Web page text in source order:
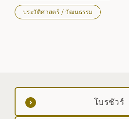
เมือง ฯลฯ ได้รับการสืบทอดจากอาสาสมัคร
กลุ่มคากุระไม่กี่กลุ่มที่สืบทอดประเพณีคาซูมิ
พื้นบ้านที่จับต้องไม่ได้ที่สำคัญของชาติในปี
ประวัติศาสตร์ / วัฒนธรรม
โบรชัวร์